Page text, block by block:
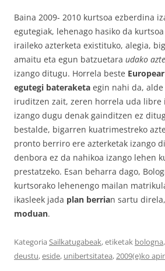
Baina 2009- 2010 kurtsoa ezberdina
egutegiak, lehenago hasiko da
iraileko azterketa existituko, alegia,
amaitu eta egun batzuetara udako
izango ditugu. Horrela beste
egutegi bateraketa egin nahi da,
iruditzen zait, zeren horrela uda libre
izango dugu denak gainditzen ez
bestalde, bigarren kuatrimestreko
pronto berriro ere azterketak izango
denbora ez da nahikoa izango lehen
prestatzeko. Esan beharra dago,
kurtsorako lehenengo mailan
ikasleek jada plan berrian sartu
moduan.
Kategoria Sailkatugabeak, etiketak bologna,
deustu,eside, unibertsitatea,2009(e)ko